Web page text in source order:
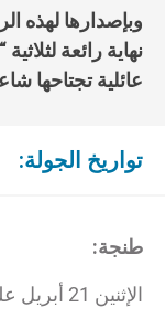
وبإصدارها لهذه
نهاية رائعة لثلاثية “
عائلية تجتاحها
تواريخ الجولة:
طنجة:
الإثنين 21 أبريل على الساعة 7 مساء: